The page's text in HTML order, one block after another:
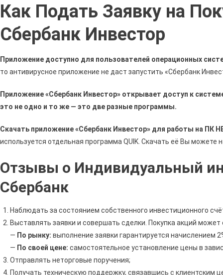
Как Подать Заявку на
Сбербанк Инвестор
Приложение доступно для пользователей операционных
то антивирусное приложение не даст запустить «Сбербанк
Приложение «Сбербанк Инвестор» открывает доступ к
это не одно и то же — это две разные программы.
Скачать приложение «Сбербанк Инвестор» для работы на ПК
используется отдельная программа QUIK. Скачать её Вы
Отзывы о Индивидуальный
Сбербанк
Наблюдать за состоянием собственного инвестиционного
Выставлять заявки и совершать сделки. Покупка акций
— По рынку: выполнение заявки гарантируется начислением
— По своей цене: самостоятельное установление цены в
Отправлять неторговые поручения;
Получать техническую поддержку, связавшись с клиентским